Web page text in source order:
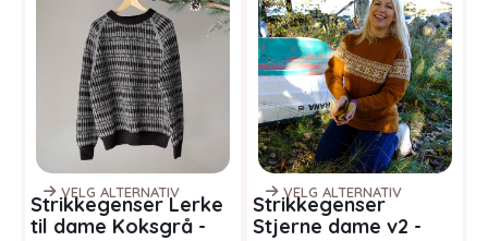
VELG ALTERNATIV
Strikkegenser Lerke
til dame Koksgrå -
VELG ALTERNATIV
Strikkegenser
Stjerne dame v2 -